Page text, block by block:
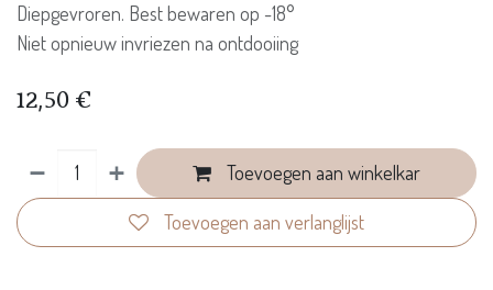
Diepgevroren. Best bewaren op -18°
Niet opnieuw invriezen na ontdooiing
12,50 €
Toevoegen aan winkelkar
Toevoegen aan verlanglijst